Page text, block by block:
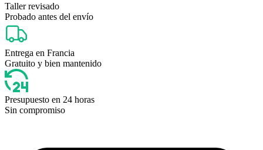
Taller revisado
Probado antes del envío
Entrega en Francia
Gratuito y bien mantenido
Presupuesto en 24 horas
Sin compromiso